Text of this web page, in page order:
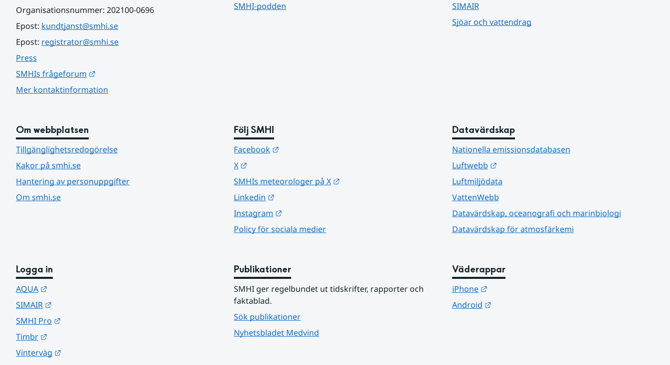
Organisationsnummer: 202100-0696
Epost: kundtjanst@smhi.se
Epost: registrator@smhi.se
Press
SMHIs frågeforum
Mer kontaktinformation
SMHI-podden
SIMAIR
Sjöar och vattendrag
Om webbplatsen
Tillgänglighetsredogörelse
Kakor på smhi.se
Hantering av personuppgifter
Om smhi.se
Följ SMHI
Facebook
X
SMHIs meteorologer på X
Linkedin
Instagram
Policy för sociala medier
Datavärdskap
Nationella emissionsdatabasen
Luftwebb
Länk till annan webbplats.
Luftmiljödata
VattenWebb
Datavärdskap, oceanografi och marinbiologi
Datavärdskap för atmosfärkemi
Logga in
AQUA
SIMAIR
SMHI Pro
Timbr
Vinterväg
Publikationer
SMHI ger regelbundet ut tidskrifter, rapporter och
faktablad.
Sök publikationer
Nyhetsbladet Medvind
Väderappar
iPhone
Länk till annan webbplats.
Android
Länk till annan webbplats.